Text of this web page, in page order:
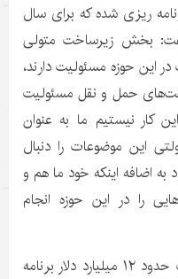
ریزی شده که برای سال
بخش زیرساخت متولی
این حوزه مسئولیت دارند،
حمل و نقل مسئولیت
کار نیستیم ما به عنوان
این موضوعات را دنبال
اضافه اینکه خود ما هم و
را در این حوزه انجام
نیازی افزود: مثلاً در حوزه برق و آب حدود ۱۲ میلیارد دلار برنامه